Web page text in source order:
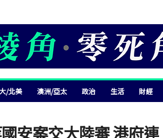
/北美 澳洲/亞太 政治 生活 財經
安案交大陸審 港府連